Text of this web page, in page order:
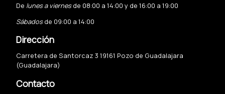
De lunes a viernesde 08:00 a 14:00 y de 16:00 a 19:00
Sábadosde 09:00 a 14:00
Dirección
Carretera de Santorcaz 3 19161 Pozo de Guadalajara
(Guadalajara)
Contacto